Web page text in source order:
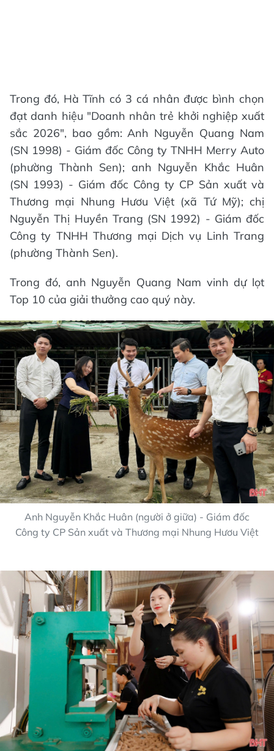
Trong đó, Hà Tĩnh có 3 cá nhân được bình chọn
đạt danh hiệu "Doanh nhân trẻ khởi nghiệp xuất
sắc 2026", bao gồm: Anh Nguyễn Quang Nam
(SN 1998) - Giám đốc Công ty TNHH Merry Auto
(phường Thành Sen); anh Nguyễn Khắc Huân
(SN 1993) - Giám đốc Công ty CP Sản xuất và
Thương mại Nhung Hươu Việt (xã Tứ Mỹ); chị
Nguyễn Thị Huyền Trang (SN 1992) - Giám đốc
Công ty TNHH Thương mại Dịch vụ Linh Trang
(phường Thành Sen).
Trong đó, anh Nguyễn Quang Nam vinh dự lọt
Top 10 của giải thưởng cao quý này.
Anh Nguyễn Khắc Huân (người ở giữa) - Giám đốc
Công ty CP Sản xuất và Thương mại Nhung Hươu Việt